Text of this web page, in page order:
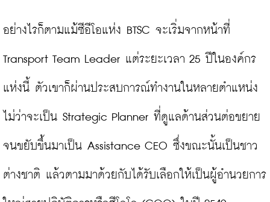
อย่างไรก็ตามแม้ซีอีโอแห่ง BTSC จะเริ่มจากหน้าที่
Transport Team Leader แต่ระยะเวลา 25 ปีในองค์กร
แห่งนี้ ตัวเขาก็ผ่านประสบการณ์ทำงานในหลายตำแหน่ง
ไม่ว่าจะเป็น Strategic Planner ที่ดูแลด้านส่วนต่อขยาย
จนขยับขึ้นมาเป็น Assistance CEO ซึ่งขณะนั้นเป็นชาว
ต่างชาติ แล้วตามมาด้วยกับได้รับเลือกให้เป็นผู้อำนวยการ